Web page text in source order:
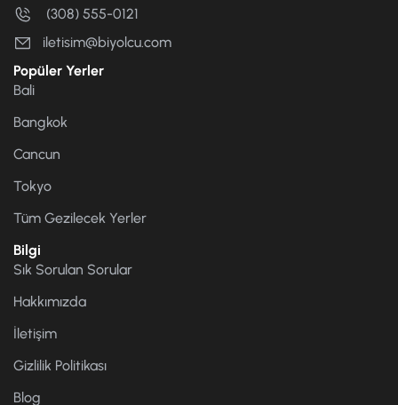
(308) 555-0121
iletisim@biyolcu.com
Popüler Yerler
Bali
Bangkok
Cancun
Tokyo
Tüm Gezilecek Yerler
Bilgi
Sık Sorulan Sorular
Hakkımızda
İletişim
Gizlilik Politikası
Blog